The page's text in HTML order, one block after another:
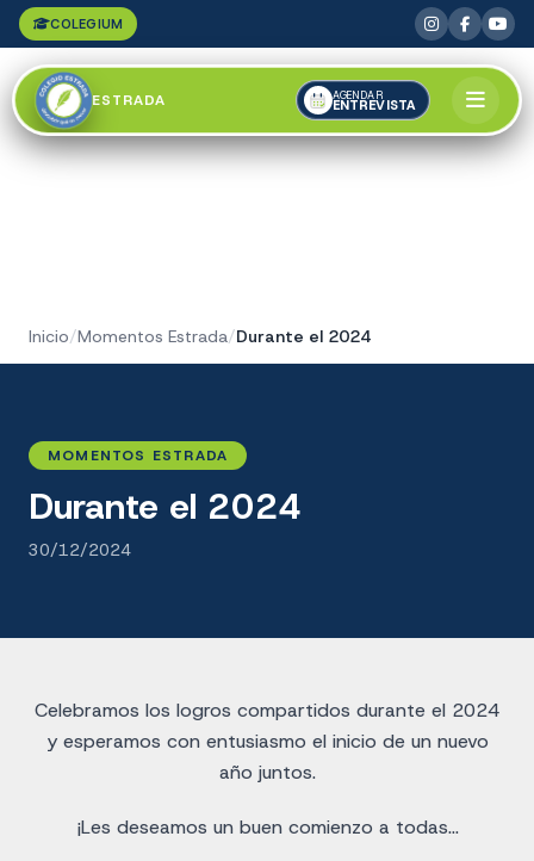
COLEGIUM
ESTRADA AGENDAR
ENTREVISTA
Inicio/Momentos Estrada/Durante el 2024
MOMENTOS ESTRADA
Durante el 2024
30/12/2024
Celebramos los logros compartidos durante el 2024
y esperamos con entusiasmo el inicio de un nuevo
año juntos.
¡Les deseamos un buen comienzo a todas…